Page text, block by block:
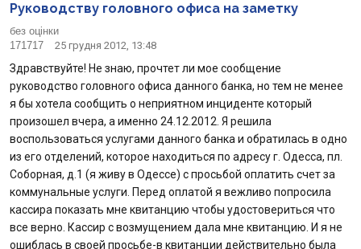
Руководству головного офиса на заметку
без оцінки
171717
25 грудня 2012, 13:48
Здравствуйте! Не знаю, прочтет ли мое сообщение
руководство головного офиса данного банка, но тем не менее
я бы хотела сообщить о неприятном инциденте который
произошел вчера, а именно 24.12.2012. Я решила
воспользоваться услугами данного банка и обратилась в одно
из его отделений, которое находиться по адресу г. Одесса, пл.
Соборная, д.1 (я живу в Одессе) с просьбой оплатить счет за
коммунальные услуги. Перед оплатой я вежливо попросила
кассира показать мне квитанцию чтобы удостовериться что
все верно. Кассир с возмущением дала мне квитанцию. И я не
ошиблась в своей просьбе-в квитанции действительно была